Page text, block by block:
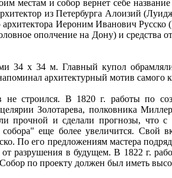
местам и собор вернет себе
из Петербурга Алоизий
Иероним Иванович
ополчение на Дону) и
34 х 34 м. Главный купол
архитектурный мотив самого
не строился. В 1820 г. работы по
Золотарева, полковника
прочной и сделали прогнозы, что
еще более увеличится. Свой
По его предложениям мастера
разрушения в будущем. В 1822 г.
по проекту должен был иметь